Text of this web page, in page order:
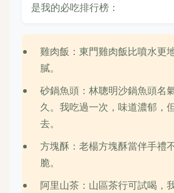
是我的必吃排行榜：
雞肉飯：東門雞肉飯比噴水更
膩。
砂鍋魚頭：林聰明沙鍋魚頭名
久。我吃過一次，味道濃郁，
去。
方塊酥：老楊方塊酥當伴手禮
脆。
阿里山茶：山區茶行可試喝，